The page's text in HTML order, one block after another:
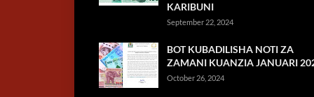
KARIBUNI
September 22, 2024
BOT KUBADILISHA NOTI ZA
ZAMANI KUANZIA JANUARI
October 26, 2024